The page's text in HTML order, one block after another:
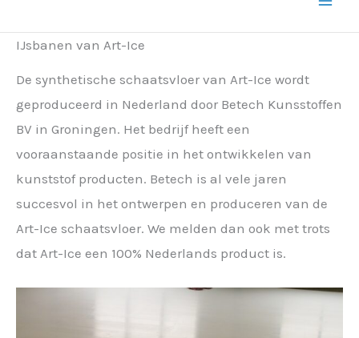
IJsbanen van Art-Ice
De synthetische schaatsvloer van Art-Ice wordt
geproduceerd in Nederland door Betech Kunsstoffen
BV in Groningen. Het bedrijf heeft een
vooraanstaande positie in het ontwikkelen van
kunststof producten. Betech is al vele jaren
succesvol in het ontwerpen en produceren van de
Art-Ice schaatsvloer. We melden dan ook met trots
dat Art-Ice een 100% Nederlands product is.